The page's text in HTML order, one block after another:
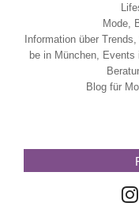
Mode,
Information über
be in München, Events
Blog für